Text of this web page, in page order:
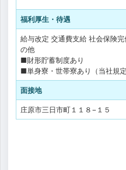
福利厚生・待遇
給与改定 交通費支給 社会保険完
の他
■財形貯蓄制度あり
■単身寮・世帯寮あり（当社規定
面接地
庄原市三日市町１１８−１５